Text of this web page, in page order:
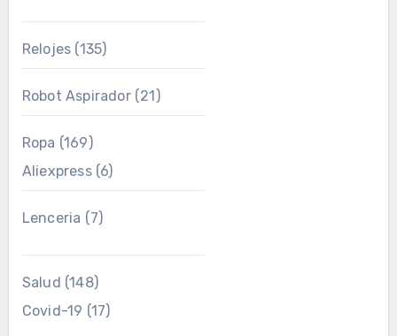
Relojes (135)
Robot Aspirador(21)
Ropa (169)
Aliexpress(6)
Lenceria (7)
Salud (148)
Covid-19 (17)